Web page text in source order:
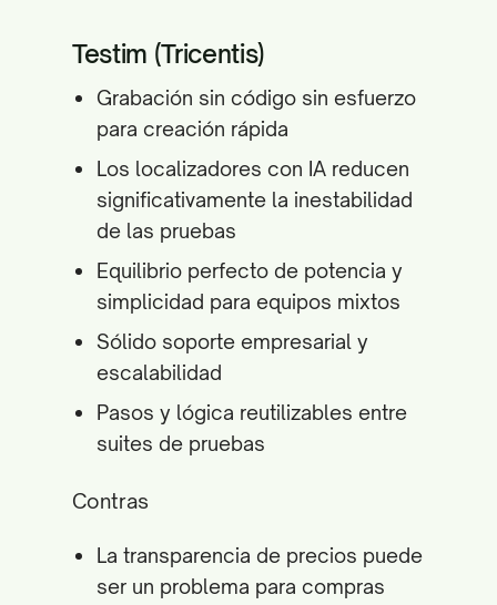
Testim (Tricentis)
Grabación sin código sin esfuerzo
para creación rápida
Los localizadores con IA reducen
significativamente la inestabilidad
de las pruebas
Equilibrio perfecto de potencia y
simplicidad para equipos mixtos
Sólido soporte empresarial y
escalabilidad
Pasos y lógica reutilizables entre
suites de pruebas
Contras
La transparencia de precios puede
ser un problema para compras